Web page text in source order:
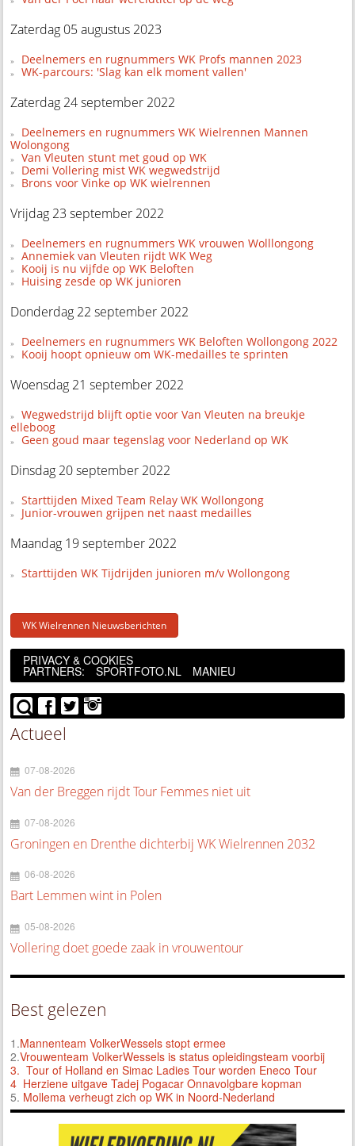
Zaterdag 05 augustus 2023
Deelnemers en rugnummers WK Profs mannen 2023
WK-parcours: 'Slag kan elk moment vallen'
Zaterdag 24 september 2022
Deelnemers en rugnummers WK Wielrennen Mannen
Wolongong
Van Vleuten stunt met goud op WK
Demi Vollering mist WK wegwedstrijd
Brons voor Vinke op WK wielrennen
Vrijdag 23 september 2022
Deelnemers en rugnummers WK vrouwen Wolllongong
Annemiek van Vleuten rijdt WK Weg
Kooij is nu vijfde op WK Beloften
Huising zesde op WK junioren
Donderdag 22 september 2022
Deelnemers en rugnummers WK Beloften Wollongong 2022
Kooij hoopt opnieuw om WK-medailles te sprinten
Woensdag 21 september 2022
Wegwedstrijd blijft optie voor Van Vleuten na breukje
elleboog
Geen goud maar tegenslag voor Nederland op WK
Dinsdag 20 september 2022
Starttijden Mixed Team Relay WK Wollongong
Junior-vrouwen grijpen net naast medailles
Maandag 19 september 2022
Starttijden WK Tijdrijden junioren m/v Wollongong
WK Wielrennen Nieuwsberichten
PRIVACY & COOKIES
PARTNERS: SPORTFOTO.NL MANIEU
Actueel
07-08-2026
Van der Breggen rijdt Tour Femmes niet uit
07-08-2026
Groningen en Drenthe dichterbij WK Wielrennen 2032
06-08-2026
Bart Lemmen wint in Polen
05-08-2026
Vollering doet goede zaak in vrouwentour
Best gelezen
1.Mannenteam VolkerWessels stopt ermee
2.Vrouwenteam VolkerWessels is status opleidingsteam voorbij
3. Tour of Holland en Simac Ladies Tour worden Eneco Tour
4 Herziene uitgave Tadej Pogacar Onnavolgbare kopman
5. Mollema verheugt zich op WK in Noord-Nederland